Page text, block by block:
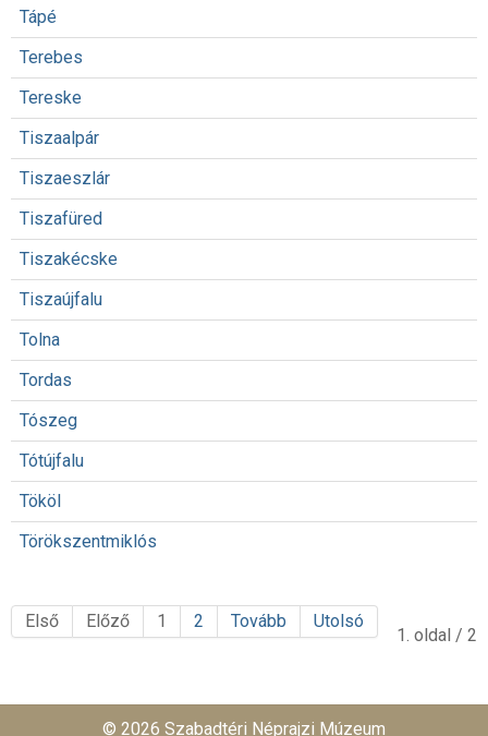
Tápé
Terebes
Tereske
Tiszaalpár
Tiszaeszlár
Tiszafüred
Tiszakécske
Tiszaújfalu
Tolna
Tordas
Tószeg
Tótújfalu
Tököl
Törökszentmiklós
1. oldal / 2
Első Előző 1 2 Tovább Utolsó
© 2026 Szabadtéri Néprajzi Múzeum